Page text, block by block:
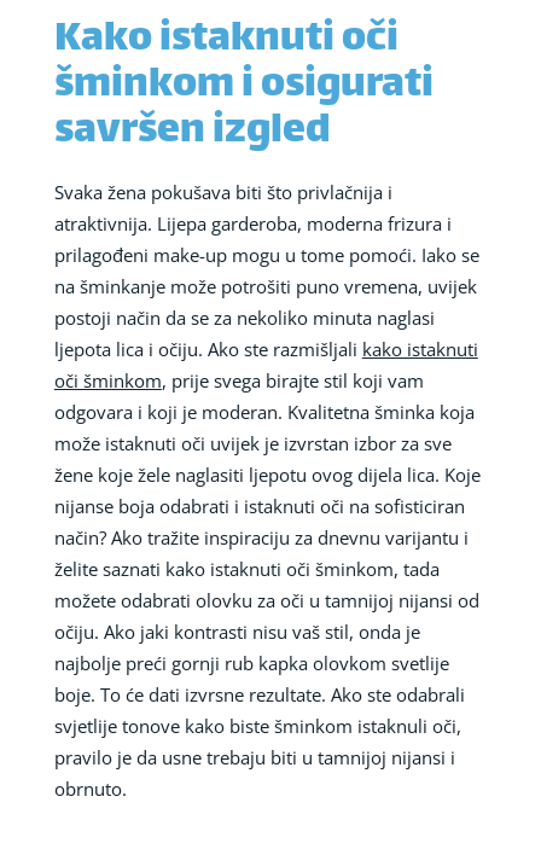
Kako istaknuti oči
šminkom i osigurati
savršen izgled
Svaka žena pokušava biti što privlačnija i
atraktivnija. Lijepa garderoba, moderna frizura i
prilagođeni make-up mogu u tome pomoći. Iako se
na šminkanje može potrošiti puno vremena, uvijek
postoji način da se za nekoliko minuta naglasi
ljepota lica i očiju. Ako ste razmišljali kako istaknuti
oči šminkom, prije svega birajte stil koji vam
odgovara i koji je moderan. Kvalitetna šminka koja
može istaknuti oči uvijek je izvrstan izbor za sve
žene koje žele naglasiti ljepotu ovog dijela lica. Koje
nijanse boja odabrati i istaknuti oči na sofisticiran
način? Ako tražite inspiraciju za dnevnu varijantu i
želite saznati kako istaknuti oči šminkom, tada
možete odabrati olovku za oči u tamnijoj nijansi od
očiju. Ako jaki kontrasti nisu vaš stil, onda je
najbolje preći gornji rub kapka olovkom svetlije
boje. To će dati izvrsne rezultate. Ako ste odabrali
svjetlije tonove kako biste šminkom istaknuli oči,
pravilo je da usne trebaju biti u tamnijoj nijansi i
obrnuto.